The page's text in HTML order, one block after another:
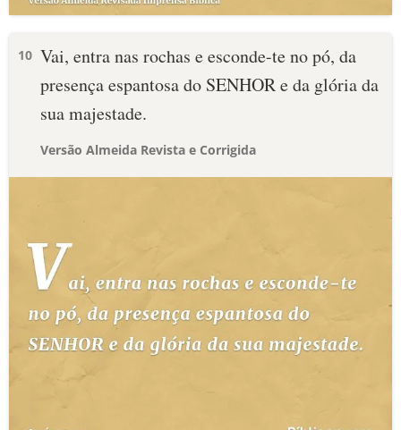
10 Vai, entra nas rochas e esconde-te no pó, da
presença espantosa do SENHOR e da glória da
sua majestade.
Versão Almeida Revista e Corrigida